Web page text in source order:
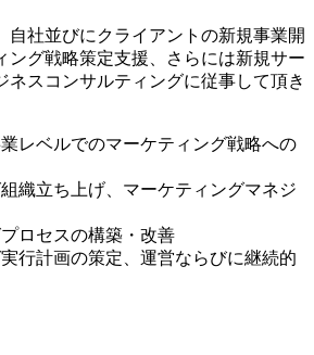
自社並びにクライアントの新規事業開
ング戦略策定支援、さらには新規サー
ネスコンサルティングに従事して頂き
レベルでのマーケティング戦略への
織立ち上げ、マーケティングマネジ
ロセスの構築・改善
行計画の策定、運営ならびに継続的